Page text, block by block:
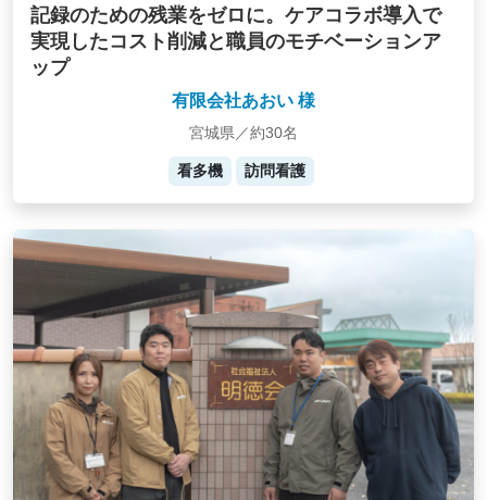
記録のための残業をゼロに。ケアコラボ導入で
実現したコスト削減と職員のモチベーションア
ップ
有限会社あおい 様
宮城県／約30名
看多機 訪問看護